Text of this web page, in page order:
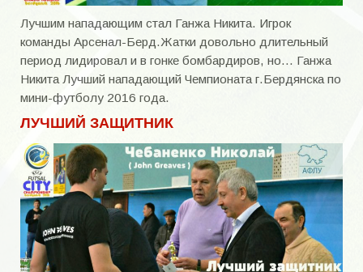
Лучшим нападающим стал Ганжа Никита. Игрок
команды Арсенал-Берд.Жатки довольно длительный
период лидировал и в гонке бомбардиров, но… Ганжа
Никита Лучший нападающий Чемпионата г.Бердянска по
мини-футболу 2016 года.
ЛУЧШИЙ ЗАЩИТНИК